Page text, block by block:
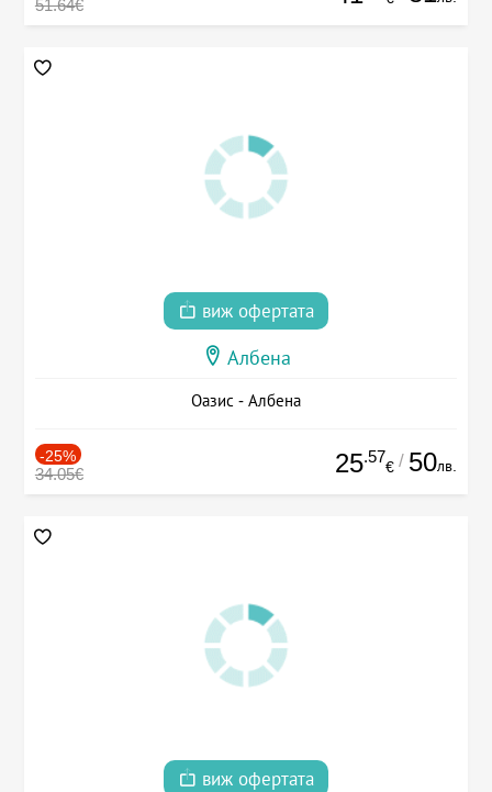
51.64€
виж офертата
Албена
Оазис - Албена
-25%
34.05€ 25.57
€ / 50лв.
виж офертата